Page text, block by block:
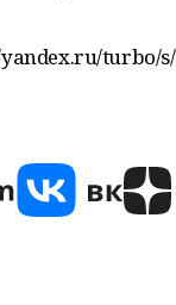
turbo/